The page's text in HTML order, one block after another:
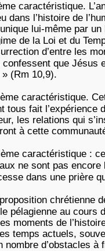
caractéristique.
dans l’histoire de
lui-même par
de la Loi et du
d’entre les
confessent que Jésus
(Rm 10,9).
caractéristique.
tous fait l’expérience
les relations qui
à cette
caractéristique : ce
ne sont pas encore
dans une prière
chrétienne
pélagienne au cours
moments de
temps actuels,
nombre d’obstacles à